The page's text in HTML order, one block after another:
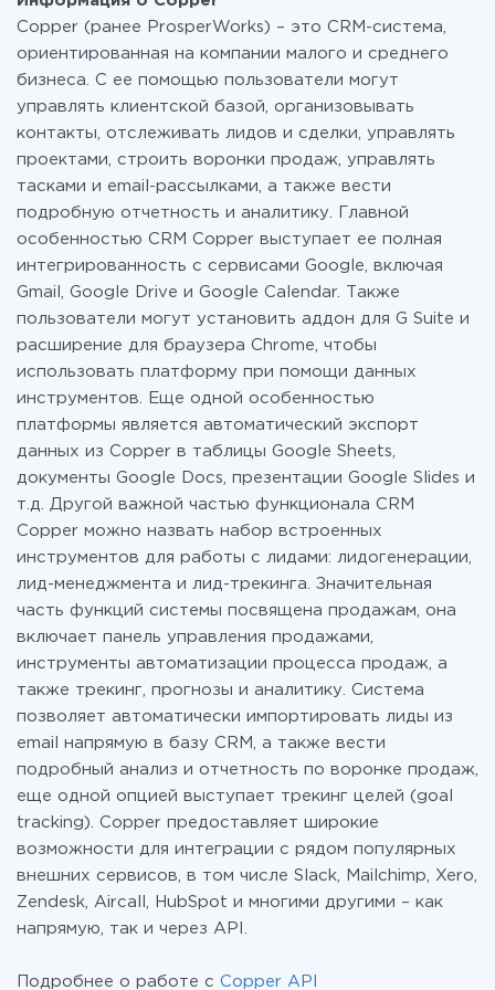
перейти на платный, при необходимости. Подробнее
отарифах.
Copper (ранее ProsperWorks) – это CRM-система,
ориентированная на компании малого и среднего
бизнеса. С ее помощью пользователи могут
управлять клиентской базой, организовывать
контакты, отслеживать лидов и сделки, управлять
проектами, строить воронки продаж, управлять
тасками и email-рассылками, а также вести
подробную отчетность и аналитику. Главной
особенностью CRM Copper выступает ее полная
интегрированность с сервисами Google, включая
Gmail, Google Drive и Google Calendar. Также
пользователи могут установить аддон для G Suite и
расширение для браузера Chrome, чтобы
использовать платформу при помощи данных
инструментов. Еще одной особенностью
платформы является автоматический экспорт
данных из Copper в таблицы Google Sheets,
документы Google Docs, презентации Google Slides и
т.д. Другой важной частью функционала CRM
Copper можно назвать набор встроенных
инструментов для работы с лидами: лидогенерации,
лид-менеджмента и лид-трекинга. Значительная
часть функций системы посвящена продажам, она
включает панель управления продажами,
инструменты автоматизации процесса продаж, а
также трекинг, прогнозы и аналитику. Система
позволяет автоматически импортировать лиды из
email напрямую в базу CRM, а также вести
подробный анализ и отчетность по воронке продаж,
еще одной опцией выступает трекинг целей (goal
tracking). Copper предоставляет широкие
возможности для интеграции с рядом популярных
внешних сервисов, в том числе Slack, Mailchimp, Xero,
Zendesk, Aircall, HubSpot и многими другими – как
напрямую, так и через API.
Подробнее о работе с Copper API